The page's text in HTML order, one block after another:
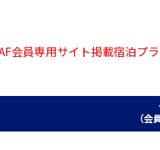
会員専用サイト掲載宿泊プ
（会